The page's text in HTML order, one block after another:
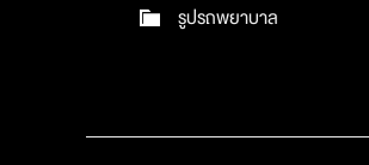
รูปรถพยาบาล